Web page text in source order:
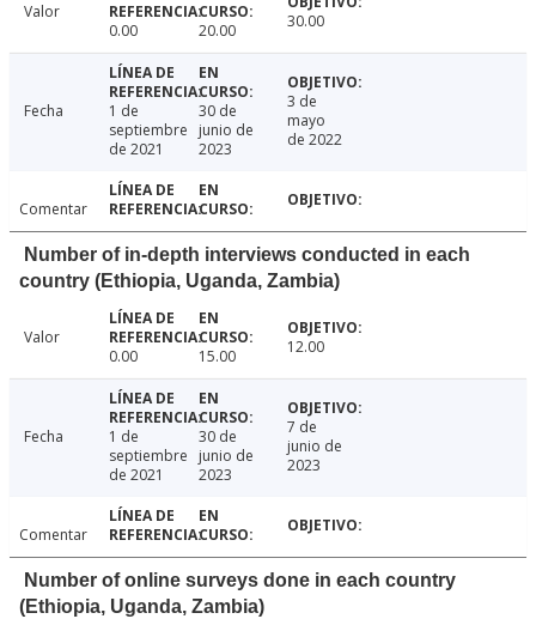
Valor
0.00
20.00 30.00
Fecha
1 de
septiembre
de 2021
30 de
junio de
2023
3 de
mayo
de 2022
Comentar
Number of in-depth interviews conducted in each
country (Ethiopia, Uganda, Zambia)
Valor
0.00
15.00 12.00
Fecha
1 de
septiembre
de 2021
30 de
junio de
2023
7 de
junio de
2023
Comentar
Number of online surveys done in each country
(Ethiopia, Uganda, Zambia)